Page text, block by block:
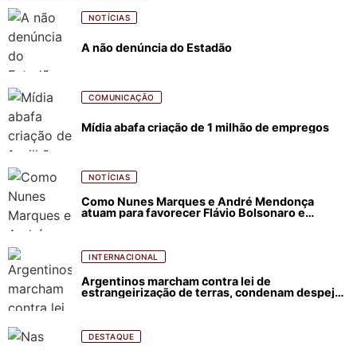
NOTÍCIAS
A não denúncia do Estadão
COMUNICAÇÃO
Mídia abafa criação de 1 milhão de empregos
NOTÍCIAS
Como Nunes Marques e André Mendonça
atuam para favorecer Flávio Bolsonaro e
INTERNACIONAL
Argentinos marcham contra lei de
estrangeirização de terras, condenam despejos
DESTAQUE